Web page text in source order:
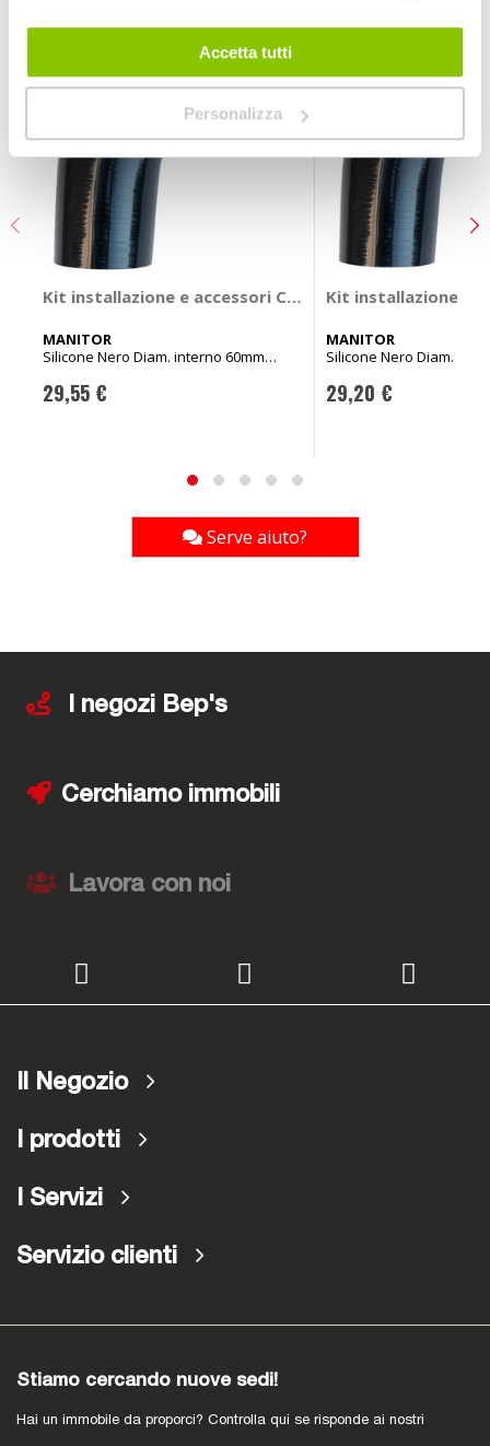
Accetta tutti
Personalizza
Kit installazione e accessori Curva Bend - MANITOR
MANITOR
Silicone Nero Diam. interno 60mm
29,55 €
Kit installazione e
MANITOR
Silicone Nero Diam.
29,20 €
Serve aiuto?
I negozi Bep's
Cerchiamo immobili
Lavora con noi
Il Negozio
I prodotti
I Servizi
Servizio clienti
Stiamo cercando nuove sedi!
Hai un immobile da proporci? Controlla qui se risponde ai nostri